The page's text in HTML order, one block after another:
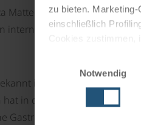
zu bieten.
einschließlich
ImpressumNotwendig
Matteotti San Giacomo
internationales Fest mit
ist die Region für ihre
hat in diesem italienischen
Gastronomie wurde von der